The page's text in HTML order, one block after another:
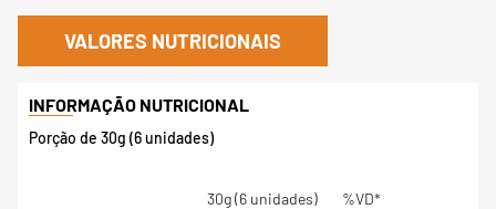
VALORES NUTRICIONAIS
Porção de 30g (6 unidades)
30g (6 unidades) %VD*